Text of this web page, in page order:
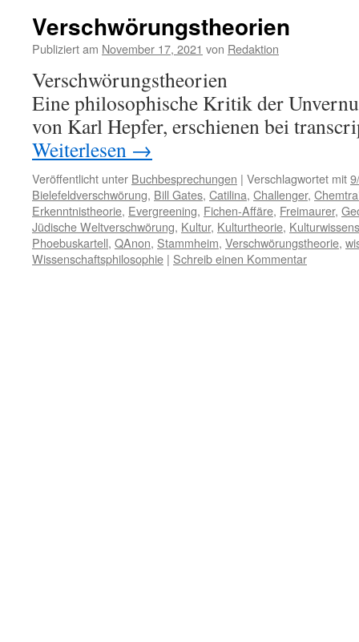
Verschwörungstheorien
Publiziert am November 17, 2021 von Redaktion
Verschwörungstheorien
Eine philosophische Kritik der
von Karl Hepfer, erschienen bei
Weiterlesen →
Veröffentlicht unter Buchbesprechungen | Verschlagwortet mit
Bielefeldverschwörung, Bill Gates, Catilina, Challenger,
Erkenntnistheorie, Evergreening, Fichen-Affäre, Freimaurer,
Jüdische Weltverschwörung, Kultur, Kulturtheorie,
Phoebuskartell, QAnon, Stammheim, Verschwörungstheorie,
Wissenschaftsphilosophie | Schreib einen Kommentar